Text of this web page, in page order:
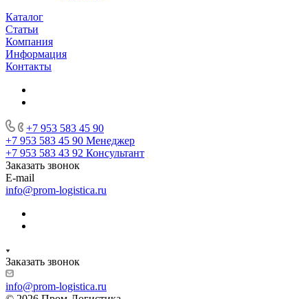
Каталог
Статьи
Компания
Информация
Контакты
+7 953 583 45 90
+7 953 583 45 90 Менеджер
+7 953 583 43 92 Консультант
Заказать звонок
E-mail
info@prom-logistica.ru
Заказать звонок
info@prom-logistica.ru